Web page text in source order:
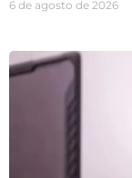
6 de agosto de 2026